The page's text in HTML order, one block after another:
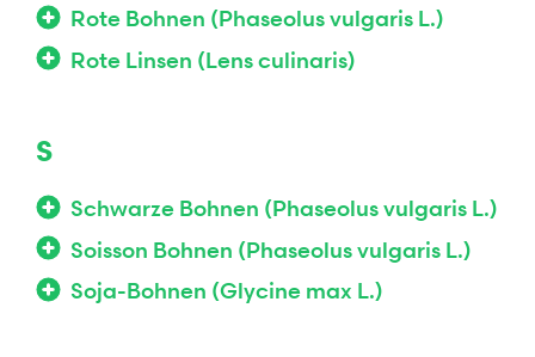
Rote Bohnen (Phaseolus vulgaris L.)
Rote Linsen (Lens culinaris)
S
Schwarze Bohnen (Phaseolus vulgaris L.)
Soisson Bohnen (Phaseolus vulgaris L.)
Soja-Bohnen (Glycine max L.)